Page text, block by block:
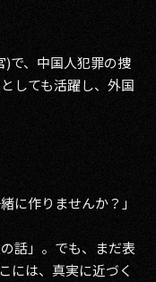
で、中国人犯罪の捜
しても活躍し、外国
に作りませんか？」
話」。でも、まだ表
には、真実に近づく